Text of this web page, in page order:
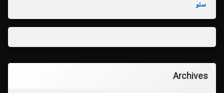
سئو
Archives